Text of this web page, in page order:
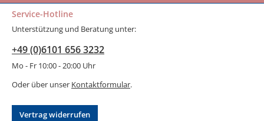
Service-Hotline
Unterstützung und Beratung unter:
+49 (0)6101 656 3232
Mo - Fr 10:00 - 20:00 Uhr
Oder über unser Kontaktformular.
Vertrag widerrufen